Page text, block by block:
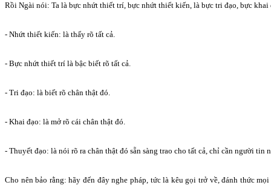
Rồi Ngài nói: Ta là bực nhứt thiết trí, bực nhứt thiết kiến, là bực tri đạo, bực khai
- Nhứt thiết kiến: là thấy rõ tất cả.
- Bực nhứt thiết trí là bậc biết rõ tất cả.
- Tri đạo: là biết rõ chân thật đó.
- Khai đạo: là mở rõ cái chân thật đó.
- Thuyết đạo: là nói rõ ra chân thật đó sẵn sàng trao cho tất cả, chỉ cần người tin
Cho nên bảo rằng: hãy đến đây nghe pháp, tức là kêu gọi trở về, đánh thức